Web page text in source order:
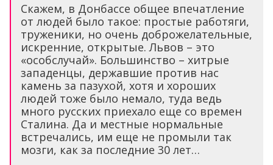
Скажем, в Донбассе общее впечатление
от людей было такое: простые работяги,
труженики, но очень доброжелательные,
искренние, открытые. Львов – это
«особслучай». Большинство – хитрые
западенцы, державшие против нас
камень за пазухой, хотя и хороших
людей тоже было немало, туда ведь
много русских приехало еще со времен
Сталина. Да и местные нормальные
встречались, им еще не промыли так
мозги, как за последние 30 лет…